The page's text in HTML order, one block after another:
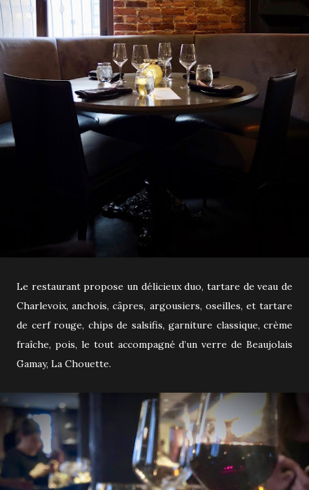
Le restaurant propose un délicieux duo, tartare de veau de
Charlevoix, anchois, câpres, argousiers, oseilles, et tartare
de cerf rouge, chips de salsifis, garniture classique, crème
fraîche, pois, le tout accompagné d’un verre de Beaujolais
Gamay, La Chouette.